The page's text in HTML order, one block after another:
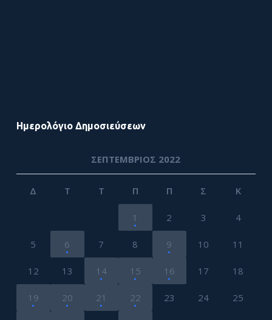
Ημερολόγιο Δημοσιεύσεων
ΣΕΠΤΈΜΒΡΙΟΣ 2022
Δ Τ Τ Π Π Σ Κ
1 2 3 4
5 6 7 8 9 10 11
12 13 14 15 16 17 18
19 20 21 22 23 24 25